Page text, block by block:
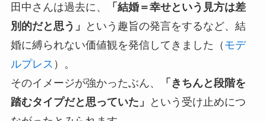
田中さんは過去に、
「結婚＝幸せという見方は差
別的だと思う」
という趣旨の発言をするなど、結
婚に縛られない価値観を発信してきました（ モデ
ルプレス ）。
そのイメージが強かったぶん、
「きちんと段階を
踏むタイプだと思っていた」
という受け止めにつ